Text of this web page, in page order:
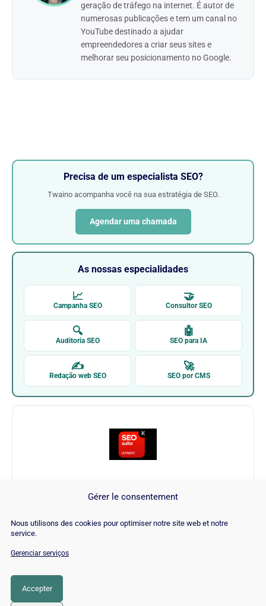
Gérer le consentement
Nous utilisons des cookies pour optimiser notre site web et notre
service.
Gerenciar serviços
Accepter
geração de tráfego na internet. É autor de
numerosas publicações e tem um canal no
YouTube destinado a ajudar
empreendedores a criar seus sites e
melhorar seu posicionamento no Google.
Precisa de um especialista SEO?
Twaino acompanha você na sua estratégia de SEO.
Agendar uma chamada
As nossas especialidades
📈
Campanha SEO
🤝
Consultor SEO
🔍
Auditoria SEO
🤖
SEO para IA
✍
Redação web SEO
🚀
SEO por CMS
Visitar Mageworx - Magento (Extension)
CATEGORIA